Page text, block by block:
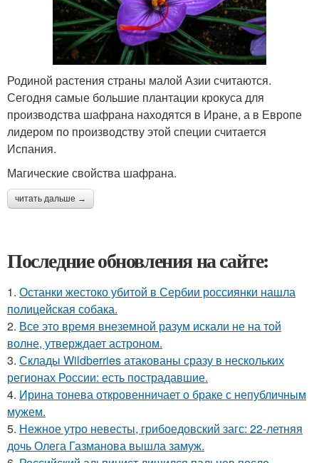
Родиной растения страны малой Азии считаются.
Сегодня самые большие плантации крокуса для
производства шафрана находятся в Иране, а в Европе
лидером по производству этой специи считается
Испания.
Магические свойства шафрана.
читать дальше →
Последние обновления на сайте:
1. Останки жестоко убитой в Сербии россиянки нашла
полицейская собака.
2. Все это время внеземной разум искали не на той
волне, утверждает астроном.
3. Склады Wildberries атакованы сразу в нескольких
регионах России: есть пострадавшие.
4. Ирина тонева откровенничает о браке с непубличным
мужем.
5. Нежное утро невесты, грибоедовский загс: 22-летняя
дочь Олега Газманова вышла замуж.